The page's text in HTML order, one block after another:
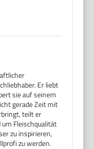
Er liebt
sie auf seinem
gerade Zeit mit
teilt er
um Fleischqualität
zu inspirieren,
zu werden.